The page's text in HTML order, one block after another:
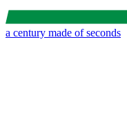
a century made of seconds